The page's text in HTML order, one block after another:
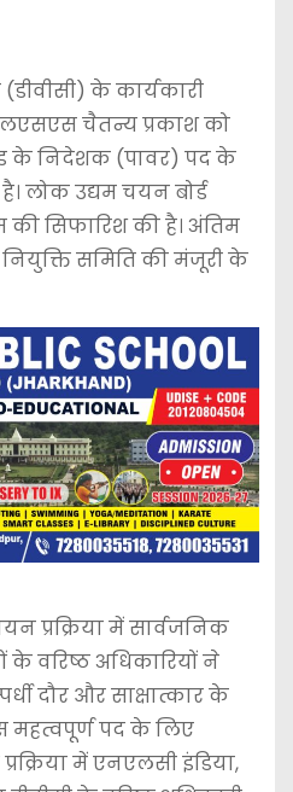
के कार्यकारी
चैतन्य प्रकाश को
के निदेशक (पावर) पद के
लोक उद्यम चयन बोर्ड
सिफारिश की है। अंतिम
समिति की मंजूरी के
प्रक्रिया में सार्वजनिक
के वरिष्ठ अधिकारियों ने
दौर और साक्षात्कार के
महत्वपूर्ण पद के लिए
में एनएलसी इंडिया,